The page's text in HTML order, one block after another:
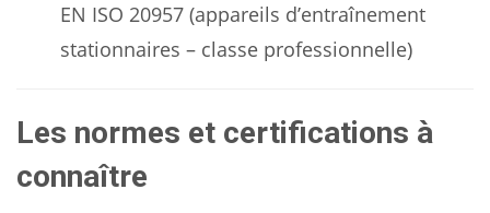
EN ISO 20957 (appareils d’entraînement
stationnaires – classe professionnelle)
Les normes et certifications à
connaître